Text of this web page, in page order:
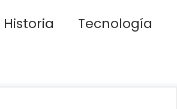
Historia
Tecnología